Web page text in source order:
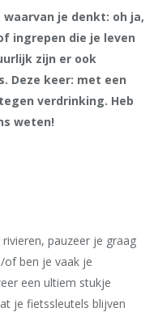
je denkt: oh ja,
ingrepen die je leven
zijn er ook
Deze keer: met een
verdrinking. Heb
weten!
pauzeer je graag
of ben je vaak je
een ultiem stukje
je fietssleutels blijven